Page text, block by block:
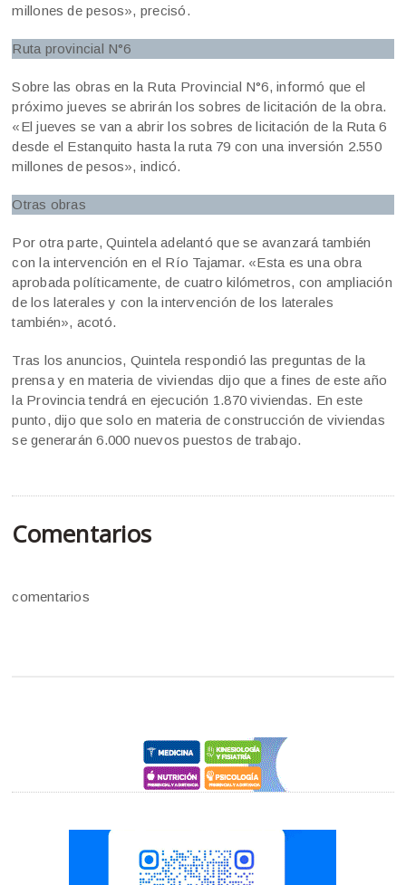
millones de pesos», precisó.
Ruta provincial N°6
Sobre las obras en la Ruta Provincial N°6, informó que el
próximo jueves se abrirán los sobres de licitación de la obra.
«El jueves se van a abrir los sobres de licitación de la Ruta 6
desde el Estanquito hasta la ruta 79 con una inversión 2.550
millones de pesos», indicó.
Otras obras
Por otra parte, Quintela adelantó que se avanzará también
con la intervención en el Río Tajamar. «Esta es una obra
aprobada políticamente, de cuatro kilómetros, con ampliación
de los laterales y con la intervención de los laterales
también», acotó.
Tras los anuncios, Quintela respondió las preguntas de la
prensa y en materia de viviendas dijo que a fines de este año
la Provincia tendrá en ejecución 1.870 viviendas. En este
punto, dijo que solo en materia de construcción de viviendas
se generarán 6.000 nuevos puestos de trabajo.
Comentarios
comentarios